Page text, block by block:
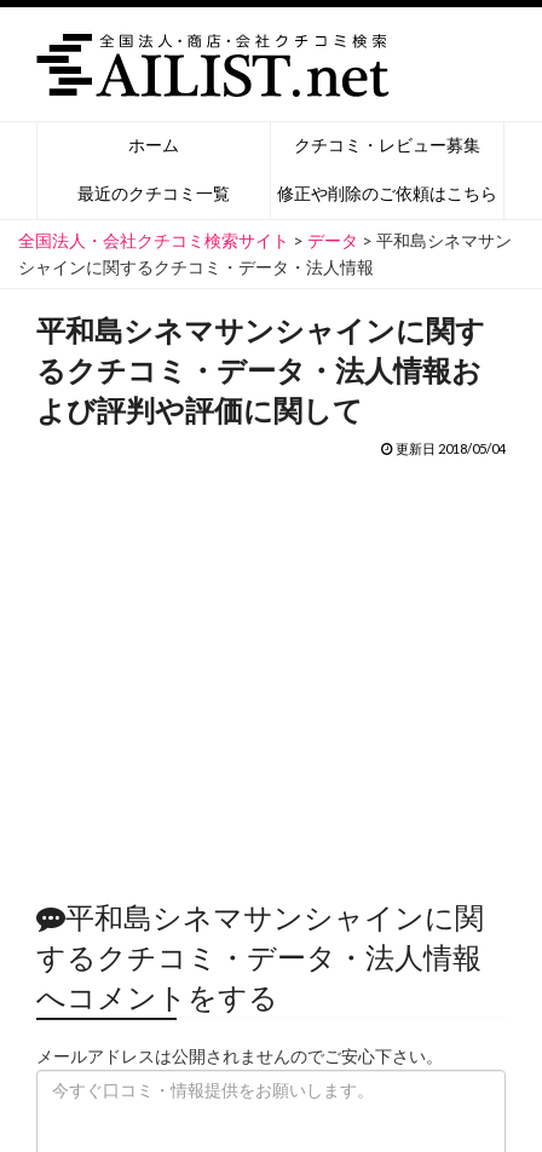
ホーム クチコミ・レビュー募集
最近のクチコミ一覧 修正や削除のご依頼はこちら
全国法人・会社クチコミ検索サイト > データ > 平和島シネマサン
シャインに関するクチコミ・データ・法人情報
平和島シネマサンシャインに関す
るクチコミ・データ・法人情報お
よび評判や評価に関して
更新日 2018/05/04
平和島シネマサンシャインに関
するクチコミ・データ・法人情報
へコメントをする
メールアドレスは公開されませんのでご安心下さい。